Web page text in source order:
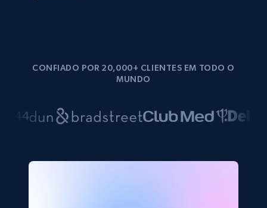
CONFIADO POR 20,000+ CLIENTES EM TODO O
MUNDO